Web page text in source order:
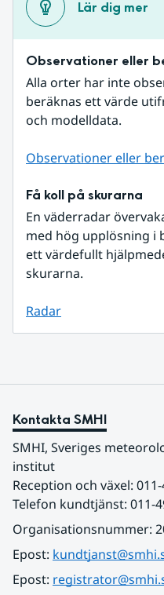
Lär dig mer
Observationer eller
Alla orter har inte
beräknas ett värde
och modelldata.
Observationer eller
Få koll på skurarna
En väderradar
med hög upplösning i
ett värdefullt
skurarna.
Radar
Kontakta SMHI
SMHI, Sveriges
institut
Reception och växel:
Telefon kundtjänst: 011-
Organisationsnummer:
Epost:
Epost: